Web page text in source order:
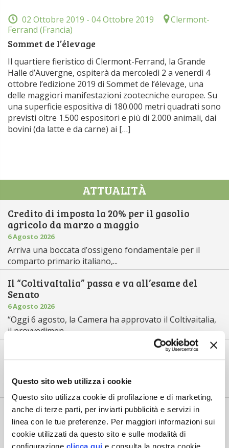
Questo sito web utilizza i cookie
Questo sito utilizza cookie di profilazione e di marketing,
anche di terze parti, per inviarti pubblicità e servizi in
linea con le tue preferenze. Per maggiori informazioni sui
cookie utilizzati da questo sito e sulle modalità di
02 Ottobre 2019 - 04 Ottobre 2019
Clermont-
Ferrand (Francia)
Sommet de l’élevage
Il quartiere fieristico di Clermont-Ferrand, la Grande
Halle d’Auvergne, ospiterà da mercoledì 2 a venerdì 4
ottobre l’edizione 2019 di Sommet de l’élevage, una
delle maggiori manifestazioni zootecniche europee. Su
una superficie espositiva di 180.000 metri quadrati sono
previsti oltre 1.500 espositori e più di 2.000 animali, dai
bovini (da latte e da carne) ai […]
ATTUALITÀ
Credito di imposta la 20% per il gasolio
agricolo da marzo a maggio
6 Agosto 2026
Arriva una boccata d’ossigeno fondamentale per il
comparto primario italiano,...
Il “ColtivaItalia” passa e va all’esame del
Senato
6 Agosto 2026
“Oggi 6 agosto, la Camera ha approvato il Coltivaitalia,
il provvedimen...
Mercato in crescita per l’agricoltura 4.0
Nel 2025, in Italia, l’agricoltura 4.0 è tornata al valore
record di 2,5 mili...
Saldi Pac: ogni anno entro fine gennaio
3 Agosto 2026
L’erogazione dei pagamenti della Pac in base a una